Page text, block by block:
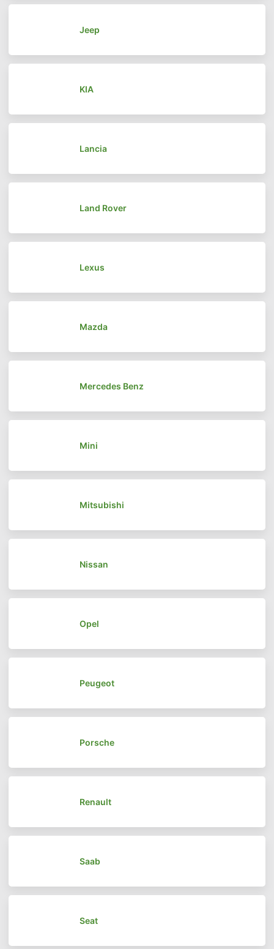
Jeep
KIA
Lancia
Land Rover
Lexus
Mazda
Mercedes Benz
Mini
Mitsubishi
Nissan
Opel
Peugeot
Porsche
Renault
Saab
Seat